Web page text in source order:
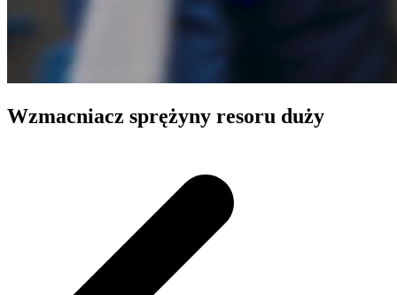
Wzmacniacz sprężyny resoru duży